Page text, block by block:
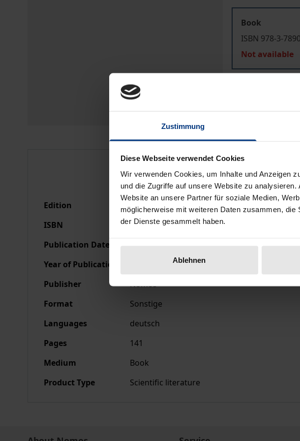
Zustimmung
Diese Webseite verwendet Cookies
Wir verwenden Cookies, um Inhalte und Anzeigen
und die Zugriffe auf unsere Website zu
Website an unsere Partner für soziale Medien,
möglicherweise mit weiteren Daten zusammen,
der Dienste gesammelt haben.
Ablehnen
Book
ISBN 978-3-
Not available
Bibliographical data
Edition
1
ISBN
978-3-7890-0316-5
Publication Date
Jan 1, 1977
Year of Publication
Publisher
Nomos
Format
Sonstige
Languages
deutsch
Pages
141
Medium
Book
Product Type
Scientific literature